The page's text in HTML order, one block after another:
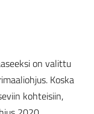
on valittu
Koska
kohteisiin,